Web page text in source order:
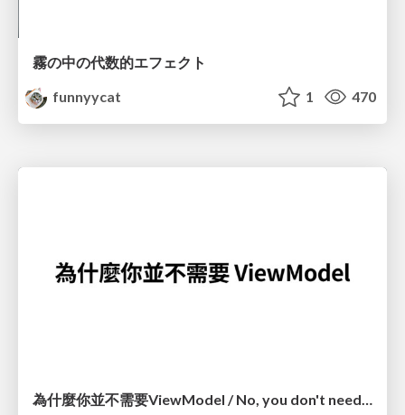
霧の中の代数的エフェクト
funnyycat
1 470